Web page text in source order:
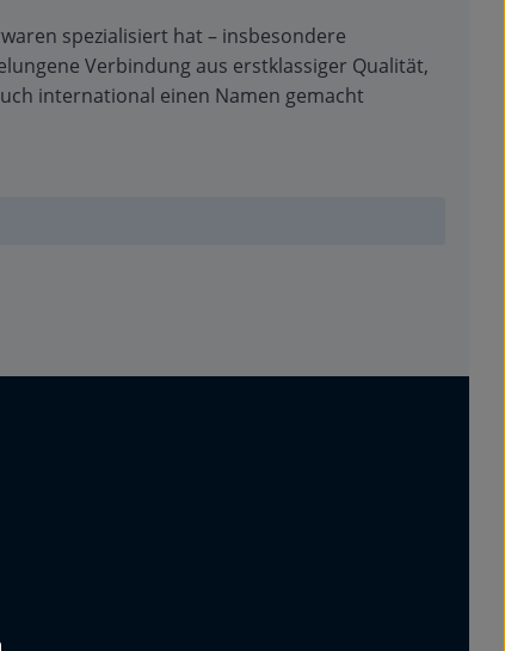
spezialisiert hat – insbesondere
Verbindung aus erstklassiger Qualität,
international einen Namen gemacht